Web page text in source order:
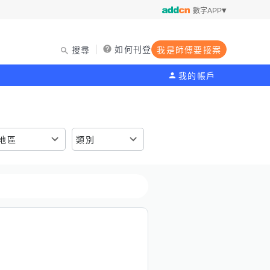
數字APP
搜尋 如何刊登 我是師傅要接案
我的帳戶
區 類別